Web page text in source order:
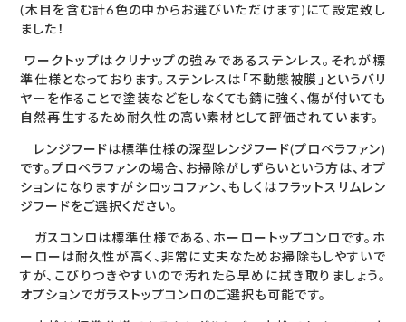
(木目を含む計6色の中からお選びいただけます)にて設定致し
ました！
ワークトップはクリナップの強みであるステンレス。それが標
準仕様となっております。ステンレスは「不動態被膜」というバリ
ヤーを作ることで塗装などをしなくても錆に強く、傷が付いても
自然再生するため耐久性の高い素材として評価されています。
レンジフードは標準仕様の深型レンジフード(プロペラファン)
です。プロペラファンの場合、お掃除がしずらいという方は、オプ
ションになりますがシロッコファン、もしくはフラットスリムレン
ジフードをご選択ください。
ガスコンロは標準仕様である、ホーロートップコンロです。ホ
ーローは耐久性が高く、非常に丈夫なためお掃除もしやすいで
すが、こびりつきやすいので汚れたら早めに拭き取りましょう。
オプションでガラストップコンロのご選択も可能です。